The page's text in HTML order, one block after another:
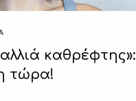
καθρέφτης»:
τώρα!